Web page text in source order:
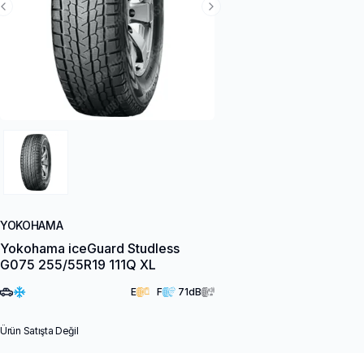
Next Slide
Previous Slide
YOKOHAMA
Yokohama iceGuard Studless
G075 255/55R19 111Q XL
E F 71dB
Ürün Satışta Değil